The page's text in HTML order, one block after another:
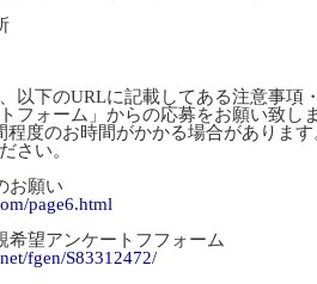
以下のURLに記載してある注意事項
フォーム」からの応募をお願い致しま
程度のお時間がかかる場合があります
さい。
お願い
page6.html
希望アンケートフフォーム
fgen/S83312472/